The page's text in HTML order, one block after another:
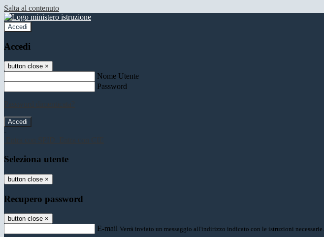
Salta al contenuto
Accedi
Accedi
button close ×
Nome Utente
Password
-
Seleziona utente
button close ×
Recupero password
button close ×
E-mail Verrà inviato un messaggio all'indirizzo indicato con le istruzioni necessarie.